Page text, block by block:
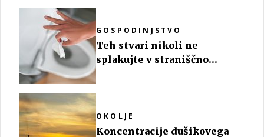
GOSPODINJSTVO
Teh stvari nikoli ne
splakujte v straniščno
OKOLJE
Koncentracije dušikovega